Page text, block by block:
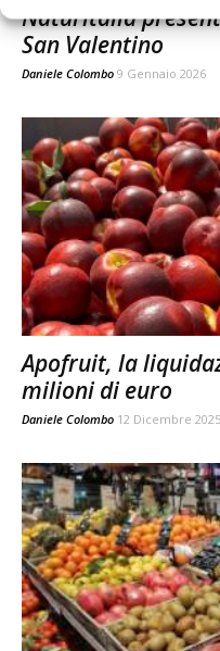
Naturitalia
San Valentino
Daniele Colombo 9 Gennaio 2026
Apofruit, la
milioni di euro
Daniele Colombo 12 Dicembre 2025